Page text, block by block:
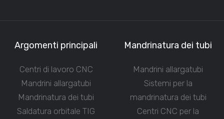
Argomenti principali
Centri di lavoro CNC
Mandrini allargatubi
Mandrinatura dei tubi
Saldatura orbitale TIG
Mandrinatura dei tubi
Mandrini allargatubi
Sistemi per la
mandrinatura dei tubi
Centri CNC per la